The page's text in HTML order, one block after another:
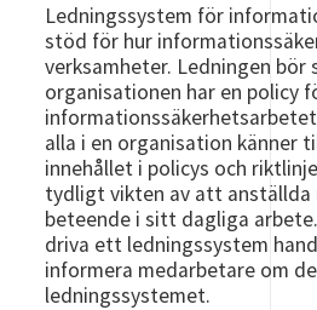
Ledningssystem för
stöd för hur
verksamheter. Ledningen
organisationen har en policy
alla i en organisation känner
innehållet i policys och
tydligt vikten av att anställda
beteende i sitt dagliga
driva ett ledningssystem
informera medarbetare om
ledningssystemet.